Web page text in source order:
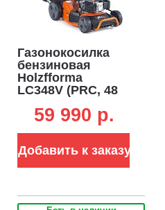
Газонокосилка
бензиновая
Holzfforma
LC348V (PRC, 48
см3, 3 в 1, Quattro
Blade, вариатор,
59 990 p.
Добавить к заказу